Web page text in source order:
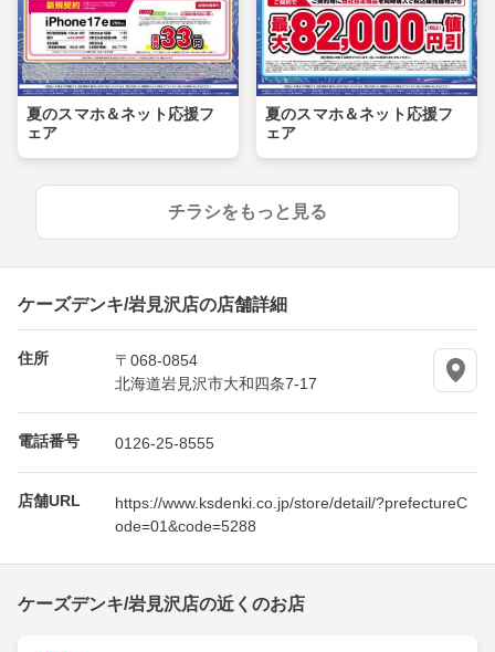
夏のスマホ＆ネット応援フ
ェア
夏のスマホ＆ネット応援フ
ェア
チラシをもっと見る
ケーズデンキ/岩見沢店の店舗詳細
住所
〒068-0854
北海道岩見沢市大和四条7-17
電話番号 0126-25-8555
店舗URL
https://www.ksdenki.co.jp/store/detail/?prefectureC
ode=01&code=5288
ケーズデンキ/岩見沢店の近くのお店